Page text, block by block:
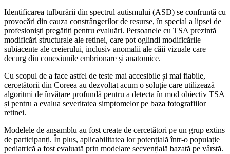
Identificarea tulburării din spectrul autismului (ASD) se confruntă cu
provocări din cauza constrângerilor de resurse, în special a lipsei de
profesioniști pregătiți pentru evaluări. Persoanele cu TSA prezintă
modificări structurale ale retinei, care pot oglindi modificările
subiacente ale creierului, inclusiv anomalii ale căii vizuale care
decurg din conexiunile embrionare și anatomice.
Cu scopul de a face astfel de teste mai accesibile și mai fiabile,
cercetătorii din Coreea au dezvoltat acum o soluție care utilizează
algoritmi de învățare profundă pentru a detecta în mod obiectiv TSA
și pentru a evalua severitatea simptomelor pe baza fotografiilor
retinei.
Modelele de ansamblu au fost create de cercetători pe un grup extins
de participanți. În plus, aplicabilitatea lor potențială într-o populație
pediatrică a fost evaluată prin modelare secvențială bazată pe vârstă.